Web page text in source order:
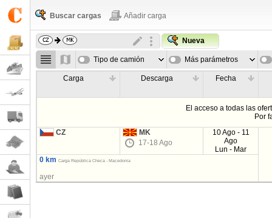
Buscar cargas Añadir carga
Nueva
Tipo de camión Más parámetros
Carga Descarga Fecha
El acceso a todas las
Por
CZ
MK
17-18 Ago
10 Ago - 11
Ago
Lun - Mar
0 km
Carga República Checa - Macedonia
ayer